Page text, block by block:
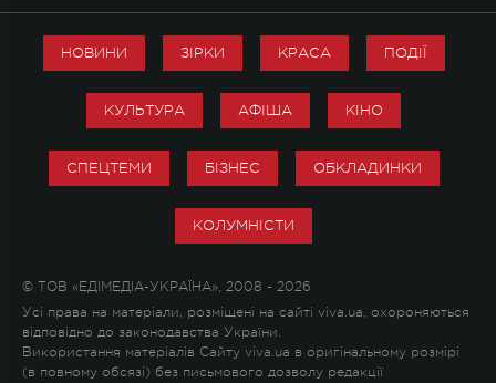
НОВИНИ ЗІРКИ КРАСА ПОДІЇ
КУЛЬТУРА АФІША КІНО
СПЕЦТЕМИ БІЗНЕС ОБКЛАДИНКИ
КОЛУМНІСТИ
© ТОВ «ЕДІМЕДІА-УКРАЇНА», 2008 - 2026
Усі права на матеріали, розміщені на сайті viva.ua, охороняються
відповідно до законодавства України.
Використання матеріалів Сайту viva.ua в оригінальному розмірі
(в повному обсязі) без письмового дозволу редакції